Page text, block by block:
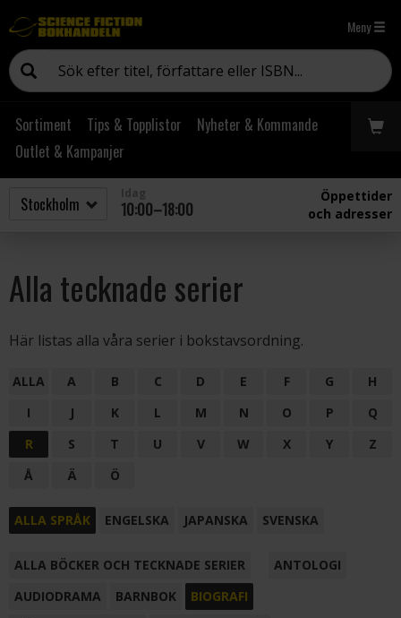
Meny
Sortiment Tips & Topplistor
Nyheter & Kommande
Outlet & Kampanjer
10:00–18:00
Öppettider
och adresser
Alla tecknade serier
Här listas alla våra serier i bokstavsordning.
ALLA A B C D E F G
H
I
J K L M N O P
Q
R
S T U V W X Y
Z
Å
Ä Ö
ALLA SPRÅK ENGELSKA JAPANSKA SVENSKA
ALLA BÖCKER OCH TECKNADE SERIER
ANTOLOGI
AUDIODRAMA
BARNBOK
BIOGRAFI